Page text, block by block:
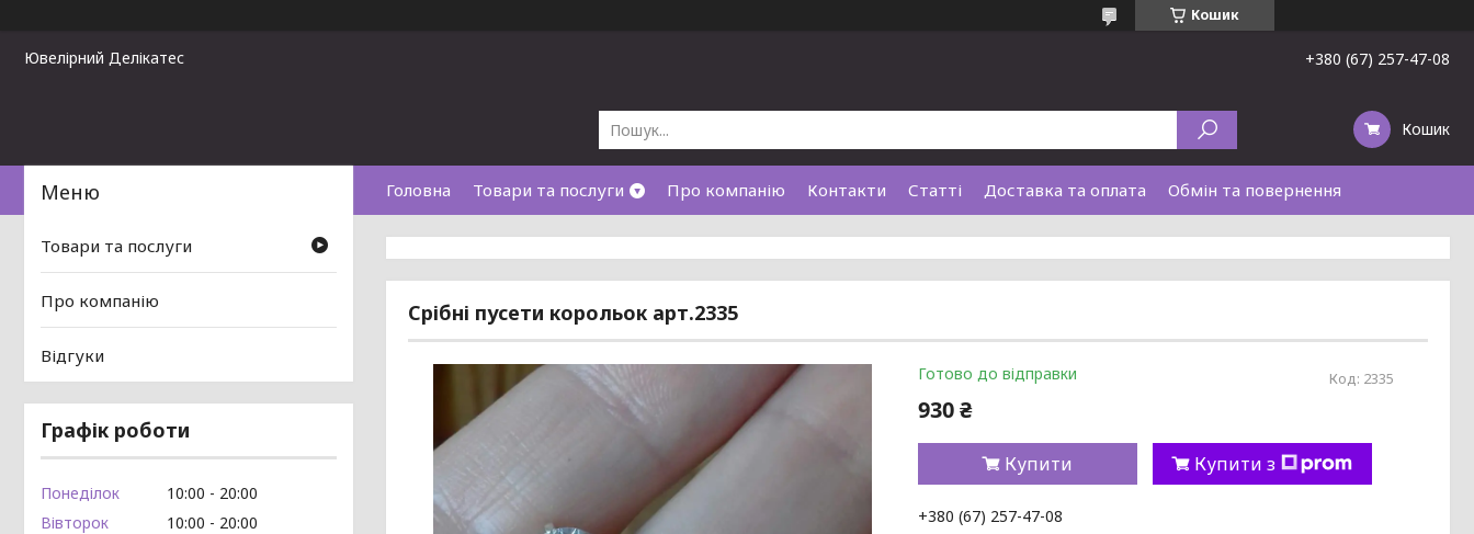
Кошик
Ювелірний Делікатес +380 (67) 257-47-08
Кошик
Головна Товари та послуги Про компанію Контакти Статті Доставка та оплата Обмін та повернення
Срібні пусети корольок арт.2335
Готово до відправки Код: 2335
930 ₴
Купити Купити з
+380 (67) 257-47-08
Товари та послуги
Про компанію
Відгуки
Графік роботи
Понеділок 10:00
20:00
Вівторок
10:00
20:00